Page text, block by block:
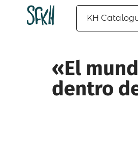
KH
«El
dentro